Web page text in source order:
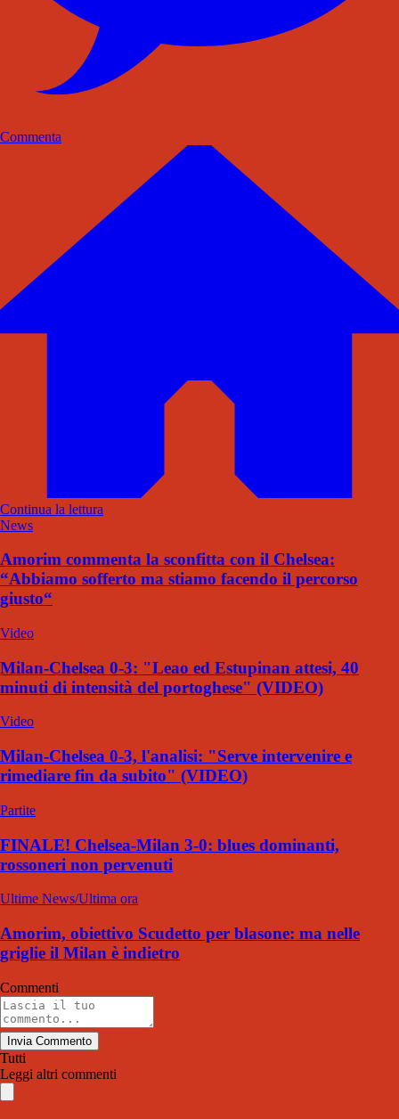
Commenta
Continua la lettura
News
Amorim commenta la sconfitta con il Chelsea:
“Abbiamo sofferto ma stiamo facendo il percorso
giusto“
Video
Milan-Chelsea 0-3: "Leao ed Estupinan attesi, 40
minuti di intensità del portoghese" (VIDEO)
Video
Milan-Chelsea 0-3, l'analisi: "Serve intervenire e
rimediare fin da subito" (VIDEO)
Partite
FINALE! Chelsea-Milan 3-0: blues dominanti,
rossoneri non pervenuti
Ultime News/Ultima ora
Amorim, obiettivo Scudetto per blasone: ma nelle
griglie il Milan è indietro
Commenti
Invia Commento
Tutti
Leggi altri commenti